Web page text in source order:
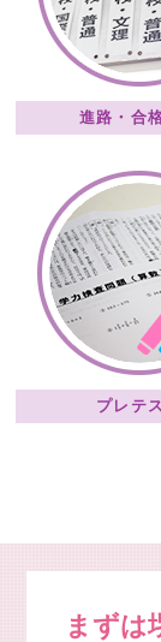
進路・合
プレテ
まずは